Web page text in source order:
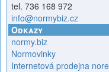
tel. 736 168 972
info@normybiz.cz
Odkazy
normy.biz
Normovinky
Internetová prodejna